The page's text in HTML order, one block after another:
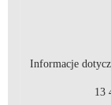
Informacje
13